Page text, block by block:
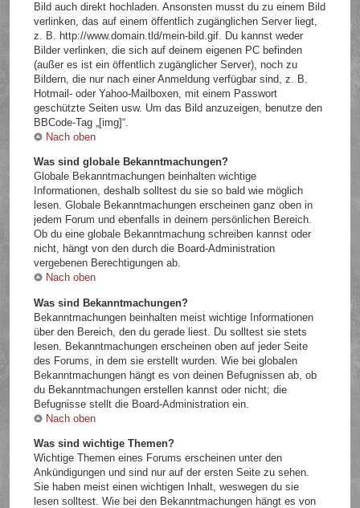
Bild auch direkt hochladen. Ansonsten musst du zu einem Bild
verlinken, das auf einem öffentlich zugänglichen Server liegt,
z. B. http://www.domain.tld/mein-bild.gif. Du kannst weder
Bilder verlinken, die sich auf deinem eigenen PC befinden
(außer es ist ein öffentlich zugänglicher Server), noch zu
Bildern, die nur nach einer Anmeldung verfügbar sind, z. B.
Hotmail- oder Yahoo-Mailboxen, mit einem Passwort
geschützte Seiten usw. Um das Bild anzuzeigen, benutze den
BBCode-Tag „[img]“.
Nach oben
Was sind globale Bekanntmachungen?
Globale Bekanntmachungen beinhalten wichtige
Informationen, deshalb solltest du sie so bald wie möglich
lesen. Globale Bekanntmachungen erscheinen ganz oben in
jedem Forum und ebenfalls in deinem persönlichen Bereich.
Ob du eine globale Bekanntmachung schreiben kannst oder
nicht, hängt von den durch die Board-Administration
vergebenen Berechtigungen ab.
Nach oben
Was sind Bekanntmachungen?
Bekanntmachungen beinhalten meist wichtige Informationen
über den Bereich, den du gerade liest. Du solltest sie stets
lesen. Bekanntmachungen erscheinen oben auf jeder Seite
des Forums, in dem sie erstellt wurden. Wie bei globalen
Bekanntmachungen hängt es von deinen Befugnissen ab, ob
du Bekanntmachungen erstellen kannst oder nicht; die
Befugnisse stellt die Board-Administration ein.
Nach oben
Was sind wichtige Themen?
Wichtige Themen eines Forums erscheinen unter den
Ankündigungen und sind nur auf der ersten Seite zu sehen.
Sie haben meist einen wichtigen Inhalt, weswegen du sie
lesen solltest. Wie bei den Bekanntmachungen hängt es von